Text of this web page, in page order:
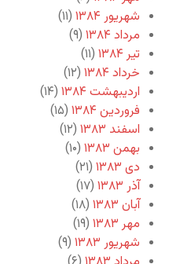
شهریور ۱۳۸۴
(۱۱)
مرداد ۱۳۸۴
(۹)
تیر ۱۳۸۴
(۱۱)
خرداد ۱۳۸۴
(۱۲)
اردیبهشت ۱۳۸۴
(۱۴)
فروردین ۱۳۸۴
(۱۵)
اسفند ۱۳۸۳
(۱۲)
بهمن ۱۳۸۳
(۱۰)
دی ۱۳۸۳
(۲۱)
آذر ۱۳۸۳
(۱۷)
آبان ۱۳۸۳
(۱۸)
مهر ۱۳۸۳
(۱۹)
شهریور ۱۳۸۳
(۹)